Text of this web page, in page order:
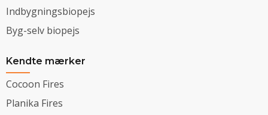
Indbygningsbiopejs
Byg-selv biopejs
Kendte mærker
Cocoon Fires
Planika Fires